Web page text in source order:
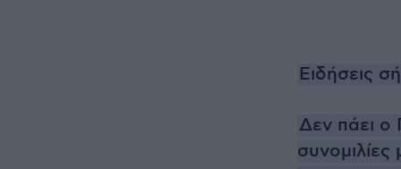
Ειδήσεις
Δεν πάει ο
συνομιλίες